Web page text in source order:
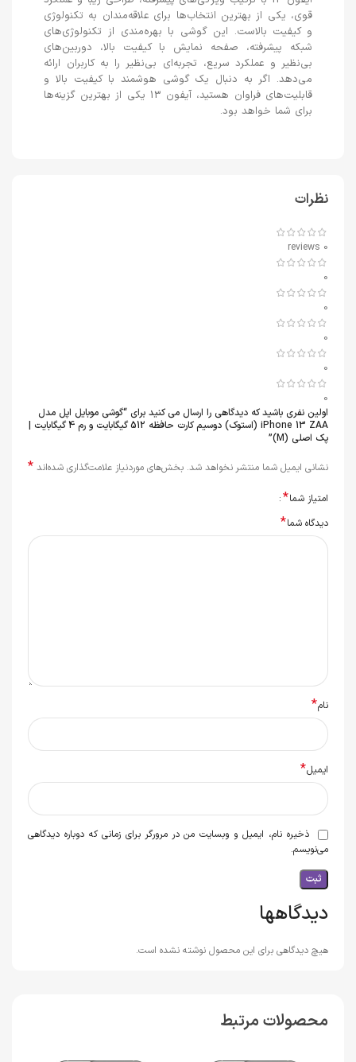
قوی، یکی از بهترین انتخاب‌ها برای علاقه‌مندان به تکنولوژی
و کیفیت بالاست. این گوشی با بهره‌مندی از تکنولوژی‌های
شبکه پیشرفته، صفحه نمایش با کیفیت بالا، دوربین‌های
بی‌نظیر و عملکرد سریع، تجربه‌ای بی‌نظیر را به کاربران ارائه
می‌دهد. اگر به دنبال یک گوشی هوشمند با کیفیت بالا و
قابلیت‌های فراوان هستید، آیفون 13 یکی از بهترین گزینه‌ها
برای شما خواهد بود.
نظرات
0 reviews
0
0
0
0
0
دیدگاهها
هیچ دیدگاهی برای این محصول نوشته نشده است.
اولین نفری باشید که دیدگاهی را ارسال می کنید برای “گوشی موبایل اپل مدل
iPhone 13 ZAA (استوک) دوسیم کارت حافظه 512 گیگابایت و رم 4 گیگابایت |
پک اصلی (M)”
نشانی ایمیل شما منتشر نخواهد شد. بخش‌های موردنیاز علامت‌گذاری شده‌اند *
امتیاز شما*
دیدگاه شما*
نام*
ایمیل*
ذخیره نام، ایمیل و وبسایت من در مرورگر برای زمانی که دوباره دیدگاهی
می‌نویسم.
محصولات مرتبط